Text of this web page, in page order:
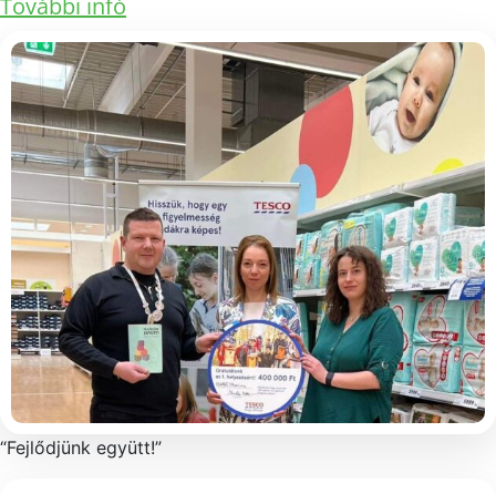
További infó
“Fejlődjünk együtt!”